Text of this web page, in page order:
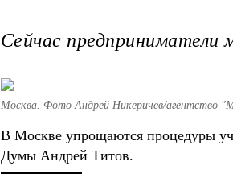
Сейчас предприниматели
Москва. Фото Андрей Никеричев/агентство
В Москве упрощаются процедуры
Думы Андрей Титов.